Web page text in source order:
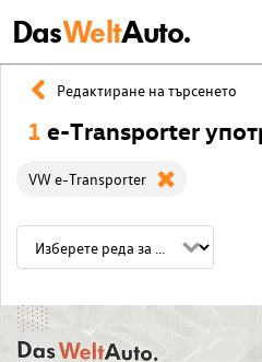
DasWeltAuto.
Редактиране на търсенето
1 e-Transporter
VW e-Transporter